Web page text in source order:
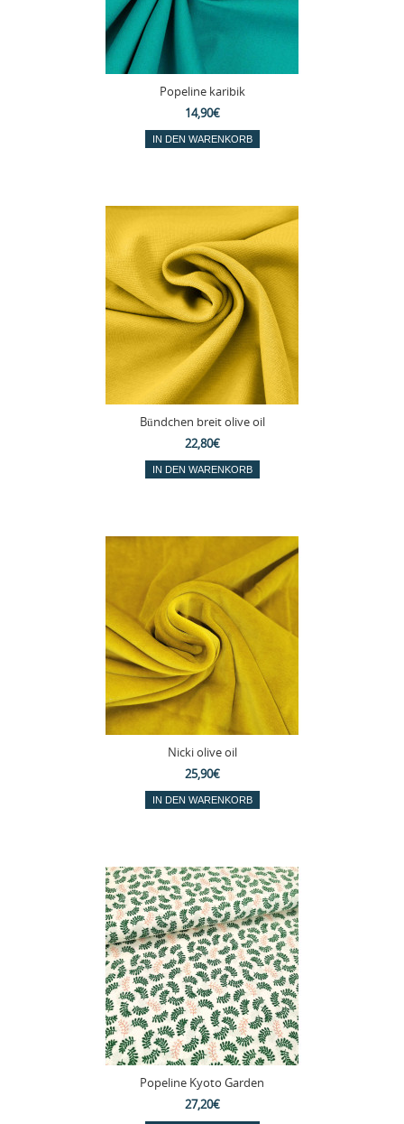
Popeline karibik
14,90€
Bündchen breit olive oil
22,80€
Nicki olive oil
25,90€
Popeline Kyoto Garden
27,20€